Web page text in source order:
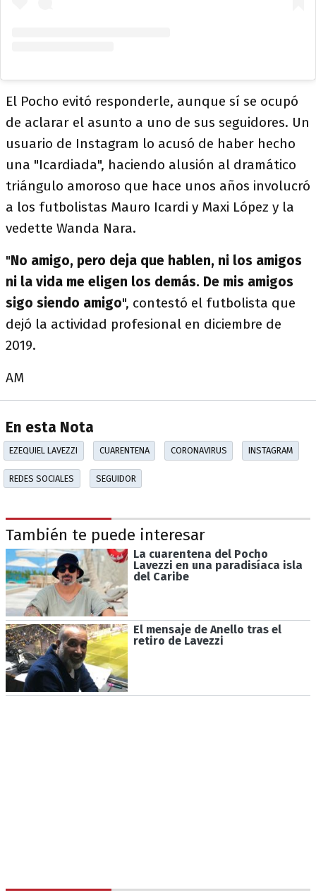
El Pocho evitó responderle, aunque sí se ocupó
de aclarar el asunto a uno de sus seguidores. Un
usuario de Instagram lo acusó de haber hecho
una "Icardiada", haciendo alusión al dramático
triángulo amoroso que hace unos años involucró
a los futbolistas Mauro Icardi y Maxi López y la
vedette Wanda Nara.
"No amigo, pero deja que hablen, ni los amigos
ni la vida me eligen los demás. De mis amigos
sigo siendo amigo", contestó el futbolista que
dejó la actividad profesional en diciembre de
2019.
AM
En esta Nota
EZEQUIEL LAVEZZI CUARENTENA CORONAVIRUS INSTAGRAM
REDES SOCIALES SEGUIDOR
También te puede interesar
La cuarentena del Pocho
Lavezzi en una paradisíaca isla
del Caribe
El mensaje de Anello tras el
retiro de Lavezzi